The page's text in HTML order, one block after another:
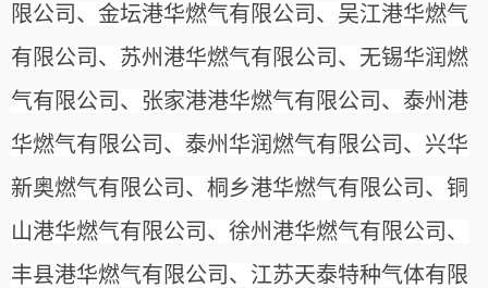
限公司、金坛港华燃气有限公司、吴江港华燃气
有限公司、苏州港华燃气有限公司、无锡华润燃
气有限公司、张家港港华燃气有限公司、泰州港
华燃气有限公司、泰州华润燃气有限公司、兴华
新奥燃气有限公司、桐乡港华燃气有限公司、铜
山港华燃气有限公司、徐州港华燃气有限公司、
丰县港华燃气有限公司、江苏天泰特种气体有限